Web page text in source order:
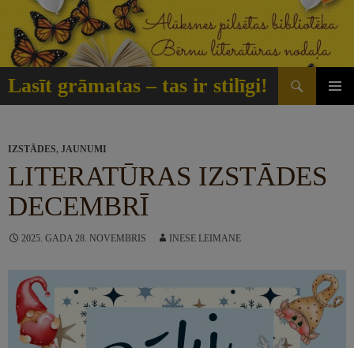
Doties
saturu
Lasīt grāmatas – tas ir stilīgi!
Meklēt
IZSTĀDES, JAUNUMI
LITERATŪRAS IZSTĀDES
DECEMBRĪ
2025. GADA 28. NOVEMBRIS INESE LEIMANE